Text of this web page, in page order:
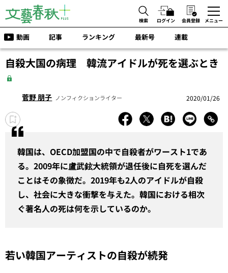
検索 ログイン 会員登録 メニュー
動画 記事 ランキング 最新号 連載
自殺大国の病理 韓流アイドルが死を選ぶとき
菅野 朋子 ノンフィクションライター 2020/01/26
韓国は、OECD加盟国の中で自殺者がワースト1であ
る。2009年に盧武鉉大統領が退任後に自死を選んだ
ことはその象徴だ。2019年も2人のアイドルが自殺
し、社会に大きな衝撃を与えた。韓国における相次
ぐ著名人の死は何を示しているのか。
若い韓国アーティストの自殺が続発